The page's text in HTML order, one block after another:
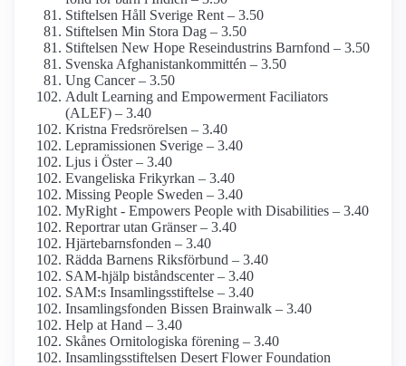
Stiftelsen Håll Sverige Rent – 3.50
Stiftelsen Min Stora Dag – 3.50
Stiftelsen New Hope Rese­industrins Barnfond – 3.50
Svenska Afghanistan­kommittén – 3.50
Ung Cancer – 3.50
Adult Learning and Empowerment Faciliators
(ALEF) – 3.40
Kristna Fredsrörelsen – 3.40
Lepramissionen Sverige – 3.40
Ljus i Öster – 3.40
Evangeliska Frikyrkan – 3.40
Missing People Sweden – 3.40
MyRight - Empowers People with Disabilities – 3.40
Reportrar utan Gränser – 3.40
Hjärtebarns­fonden – 3.40
Rädda Barnens Riksförbund – 3.40
SAM-hjälp biståndscenter – 3.40
SAM:s Insamlings­stiftelse – 3.40
Insamlings­fonden Bissen Brainwalk – 3.40
Help at Hand – 3.40
Skånes Ornitologiska förening – 3.40
Insamlings­stiftelsen Desert Flower Foundation